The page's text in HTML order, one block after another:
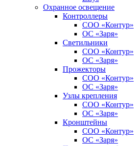
Охранное освещение
Контроллеры
СОО «Контур»
ОС «Заря»
Светильники
СОО «Контур»
ОС «Заря»
Прожекторы
СОО «Контур»
ОС «Заря»
Узлы крепления
СОО «Контур»
ОС «Заря»
Кронштейны
СОО «Контур»
ОС «Заря»